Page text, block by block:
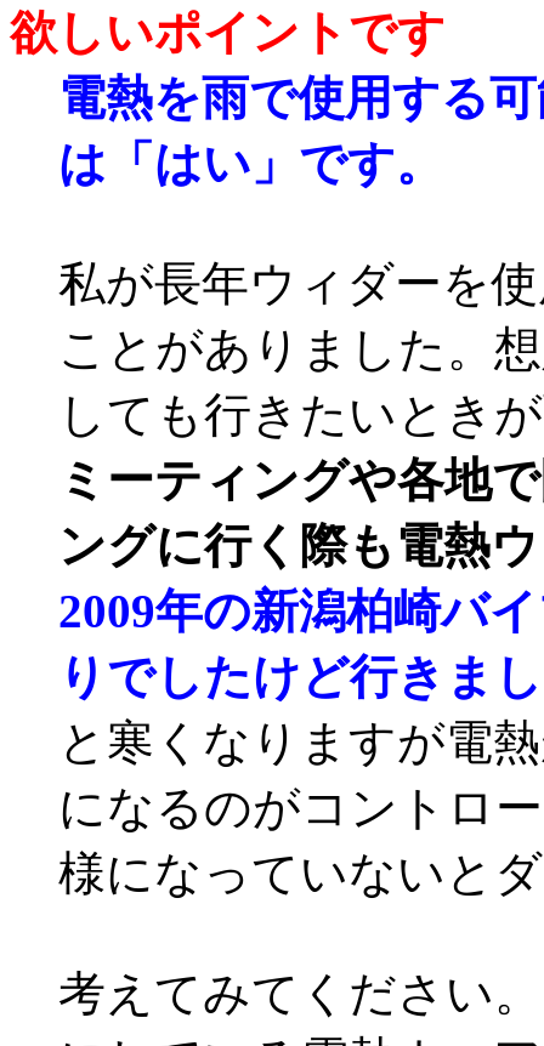
欲しいポイントです
電熱を雨で使用する
は「はい」です。
私が長年ウィダーを
ことがありました。
しても行きたいとき
ミーティングや各地
ングに行く際も電熱
2009年の新潟柏崎バ
りでしたけど行きま
と寒くなりますが電
になるのがコントロ
様になっていないと
考えてみてください